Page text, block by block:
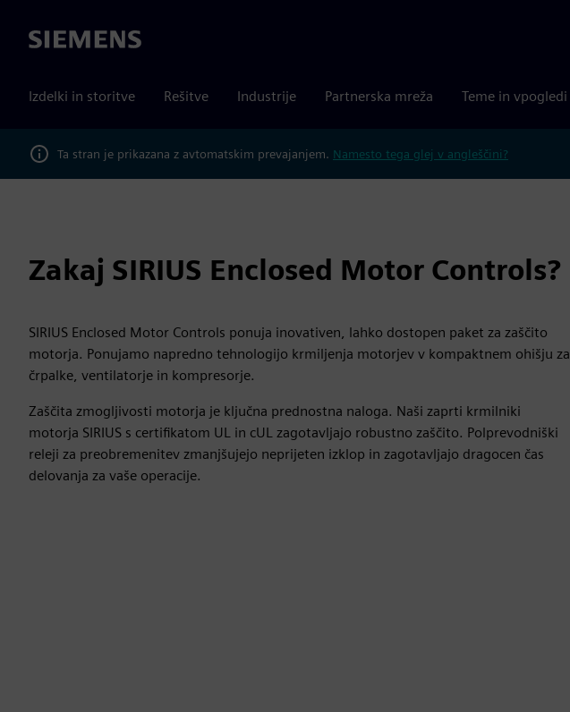
Siemens
Izdelki in storitve Rešitve Industrije Partnerska mreža Teme in vpogledi
Ta stran je prikazana z avtomatskim prevajanjem. Namesto tega glej v angleščini?
Zakaj SIRIUS Enclosed Motor Controls?
SIRIUS Enclosed Motor Controls ponuja inovativen, lahko dostopen paket za zaščito
motorja. Ponujamo napredno tehnologijo krmiljenja motorjev v kompaktnem ohišju za
črpalke, ventilatorje in kompresorje.
Zaščita zmogljivosti motorja je ključna prednostna naloga. Naši zaprti krmilniki
motorja SIRIUS s certifikatom UL in cUL zagotavljajo robustno zaščito. Polprevodniški
releji za preobremenitev zmanjšujejo neprijeten izklop in zagotavljajo dragocen čas
delovanja za vaše operacije.